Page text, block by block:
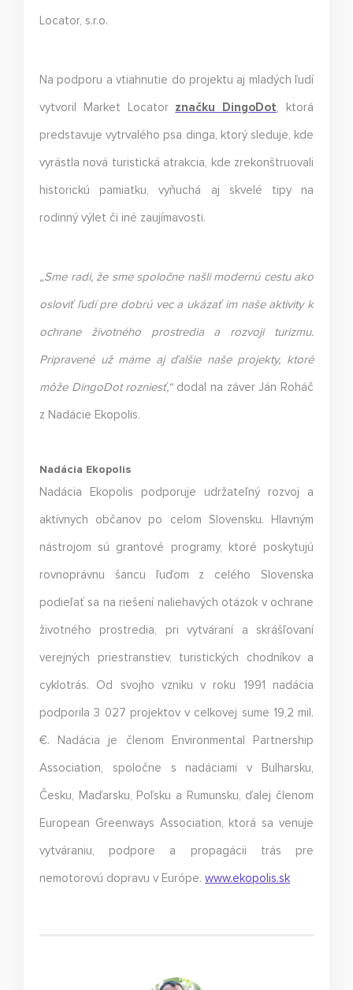
Locator, s.r.o.
Na podporu a vtiahnutie do projektu aj mladých ľudí
vytvoril Market Locator značku DingoDot , ktorá
predstavuje vytrvalého psa dinga, ktorý sleduje, kde
vyrástla nová turistická atrakcia, kde zrekonštruovali
historickú pamiatku, vyňuchá aj skvelé tipy na
rodinný výlet či iné zaujímavosti.
„Sme radi, že sme spoločne našli modernú cestu ako
osloviť ľudí pre dobrú vec a ukázať im naše aktivity k
ochrane životného prostredia a rozvoji turizmu.
Pripravené už máme aj ďalšie naše projekty, ktoré
môže DingoDot rozniesť,“dodal na záver Ján Roháč
z Nadácie Ekopolis.
Nadácia Ekopolis
Nadácia Ekopolis podporuje udržateľný rozvoj a
aktívnych občanov po celom Slovensku. Hlavným
nástrojom sú grantové programy, ktoré poskytujú
rovnoprávnu šancu ľuďom z celého Slovenska
podieľať sa na riešení naliehavých otázok v ochrane
životného prostredia, pri vytváraní a skrášľovaní
verejných priestranstiev, turistických chodníkov a
cyklotrás. Od svojho vzniku v roku 1991 nadácia
podporila 3 027 projektov v celkovej sume 19,2 mil.
€. Nadácia je členom Environmental Partnership
Association, spoločne s nadáciami v Bulharsku,
Česku, Maďarsku, Poľsku a Rumunsku, ďalej členom
European Greenways Association, ktorá sa venuje
vytváraniu, podpore a propagácii trás pre
nemotorovú dopravu v Európe. www.ekopolis.sk